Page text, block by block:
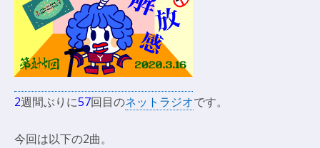
2週間ぶりに57回目のネットラジオです。
今回は以下の2曲。